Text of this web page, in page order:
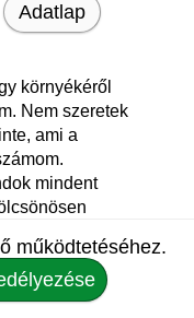
Adatlap
környékéről
Nem szeretek
ami a
mindent
boldog,
élni,
működtetéséhez.